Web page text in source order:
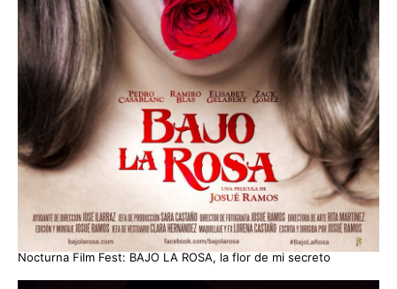
Nocturna Film Fest: BAJO LA ROSA, la flor de mi secreto